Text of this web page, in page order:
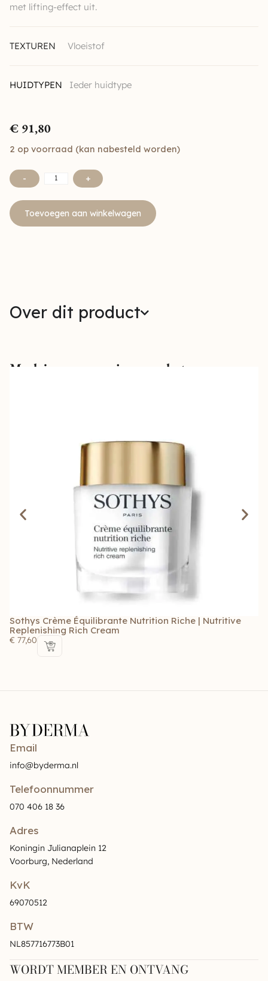
met lifting-effect uit.
TEXTUREN Vloeistof
HUIDTYPEN Ieder huidtype
€ 91,80
2 op voorraad (kan nabesteld worden)
- +
Toevoegen aan winkelwagen
Over dit product
Maak jouw verzorging compleet
Sothys Crème Équilibrante Nutrition Riche | Nutritive
Replenishing Rich Cream
€ 77,60
Email
info@byderma.nl
Telefoonnummer
070 406 18 36
Adres
Koningin Julianaplein 12
Voorburg, Nederland
KvK
69070512
BTW
NL857716773B01
WORDT MEMBER EN ONTVANG